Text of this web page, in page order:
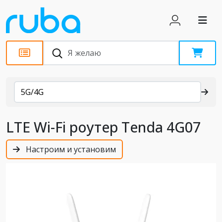
Каталог
5G/4G
LTE Wi-Fi роутер Tenda 4G07
Настроим и установим